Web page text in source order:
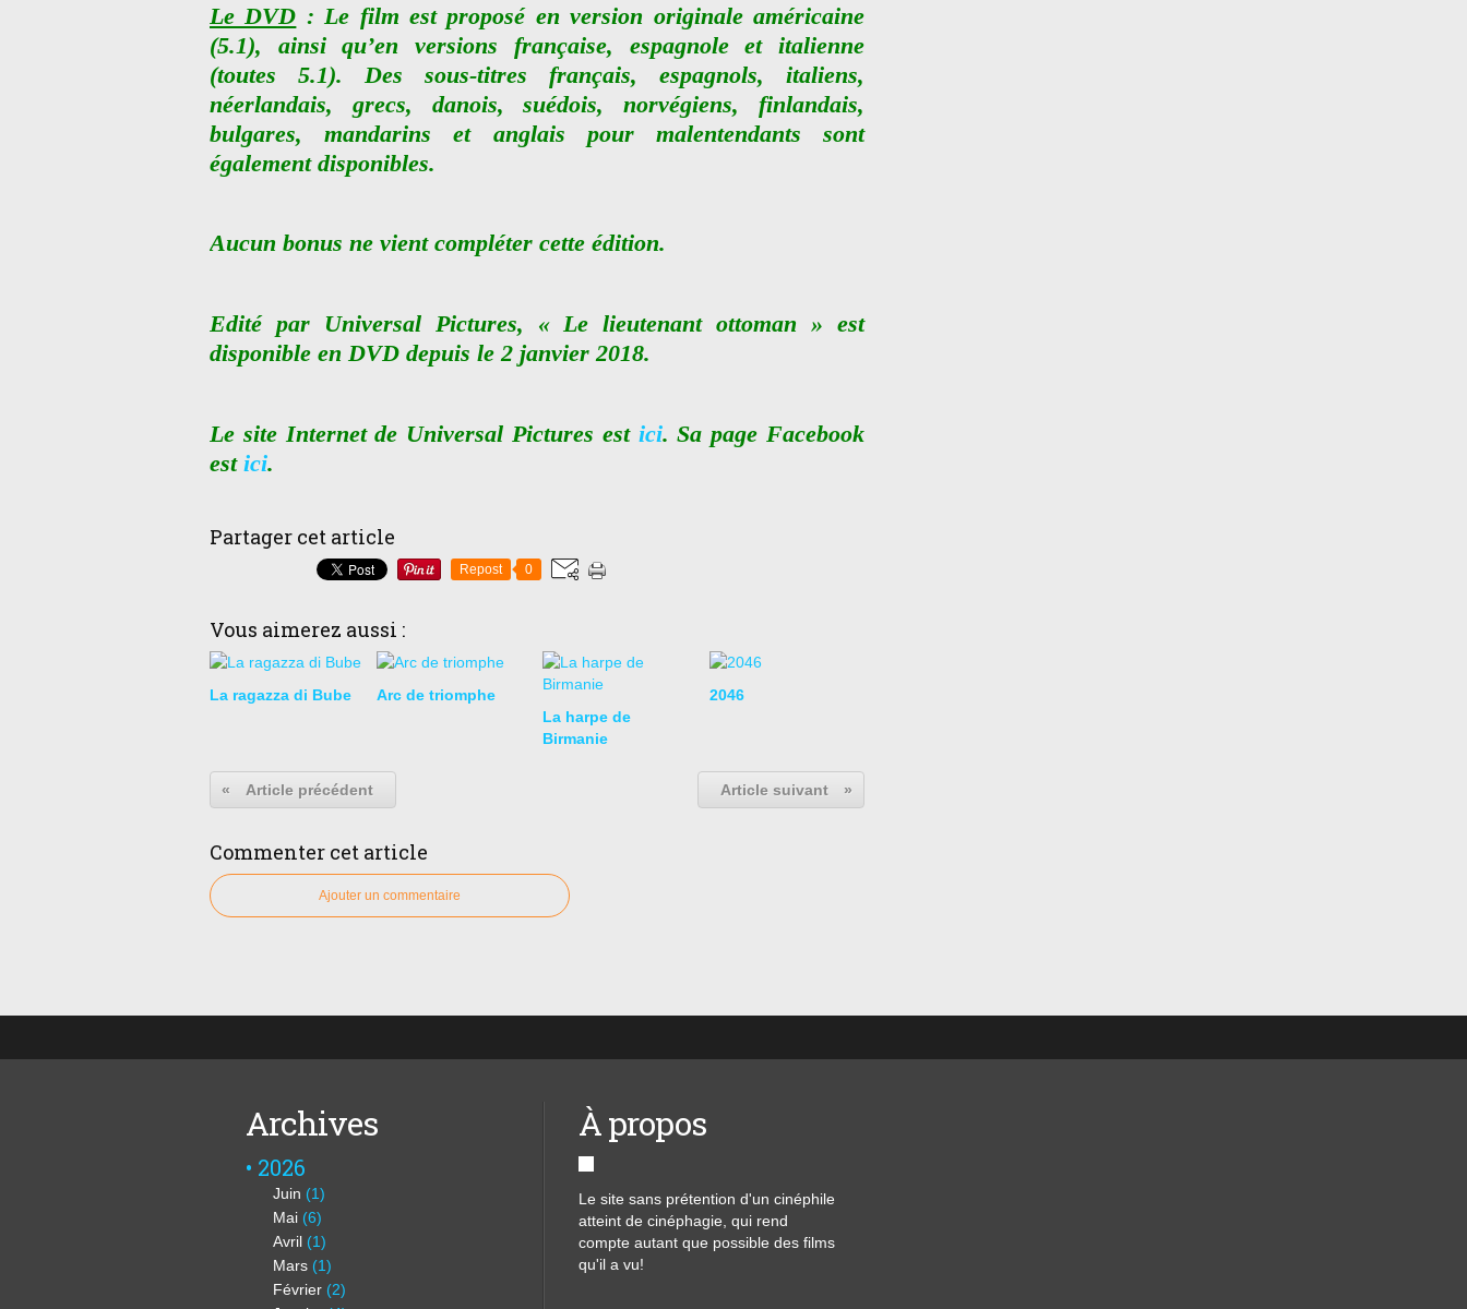
Le DVD : Le film est proposé en version originale américaine
(5.1), ainsi qu’en versions française, espagnole et italienne
(toutes 5.1). Des sous-titres français, espagnols, italiens,
néerlandais, grecs, danois, suédois, norvégiens, finlandais,
bulgares, mandarins et anglais pour malentendants sont
également disponibles.
Aucun bonus ne vient compléter cette édition.
Edité par Universal Pictures, « Le lieutenant ottoman » est
disponible en DVD depuis le 2 janvier 2018.
Le site Internet de Universal Pictures est ici. Sa page Facebook
est ici.
Partager cet article
Repost 0
Vous aimerez aussi :
La ragazza di Bube
Arc de triomphe
La harpe de
Birmanie
2046
« Article précédent Article suivant »
Commenter cet article
Ajouter un commentaire
Archives
2026
Juin (1)
Mai (6)
Avril (1)
Mars (1)
Février (2)
À propos
Le site sans prétention d'un cinéphile
atteint de cinéphagie, qui rend
compte autant que possible des films
qu'il a vu!